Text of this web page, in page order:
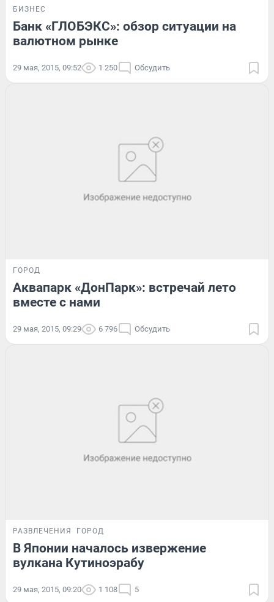
БИЗНЕС
Банк «ГЛОБЭКС»: обзор ситуации на
валютном рынке
29 мая, 2015, 09:52 1 250 Обсудить
ГОРОД
Аквапарк «ДонПарк»: встречай лето
вместе с нами
29 мая, 2015, 09:29 6 796 Обсудить
РАЗВЛЕЧЕНИЯ ГОРОД
В Японии началось извержение
вулкана Кутиноэрабу
29 мая, 2015, 09:20 1 108 5